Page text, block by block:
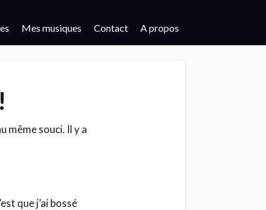
Mes musiques Contact A propos
même souci. Il y a
que j’ai bossé